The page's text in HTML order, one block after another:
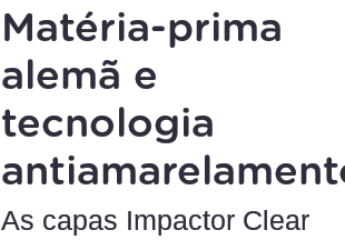
Matéria-prima
alemã e
tecnologia
As capas Impactor Clear